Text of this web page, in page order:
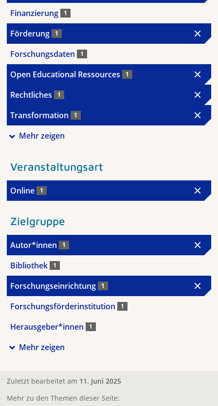
Finanzierung 1
Förderung 1
Forschungsdaten 1
Open Educational Ressources 1
Rechtliches 1
Transformation 1
Mehr zeigen
Veranstaltungsart
Online 1
Zielgruppe
Autor*innen 1
Bibliothek 1
Forschungseinrichtung 1
Forschungsförderinstitution 1
Herausgeber*innen 1
Mehr zeigen
Zuletzt bearbeitet am 11. Juni 2025
Mehr zu den Themen dieser Seite: